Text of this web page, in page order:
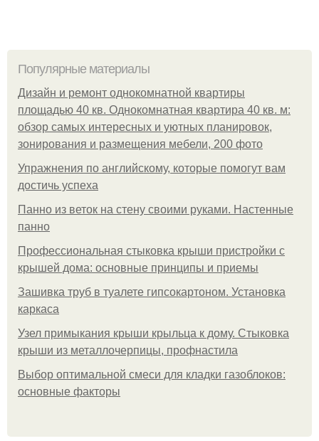
Популярные материалы
Дизайн и ремонт однокомнатной квартиры
площадью 40 кв. Однокомнатная квартира 40 кв. м:
обзор самых интересных и уютных планировок,
зонирования и размещения мебели, 200 фото
Упражнения по английскому, которые помогут вам
достичь успеха
Панно из веток на стену своими руками. Настенные
панно
Профессиональная стыковка крыши пристройки с
крышей дома: основные принципы и приемы
Зашивка труб в туалете гипсокартоном. Установка
каркаса
Узел примыкания крыши крыльца к дому. Стыковка
крыши из металлочерпицы, профнастила
Выбор оптимальной смеси для кладки газоблоков:
основные факторы